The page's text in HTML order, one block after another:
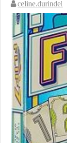
celine.durindel